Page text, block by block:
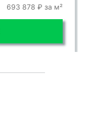
693 878 ₽ за м²